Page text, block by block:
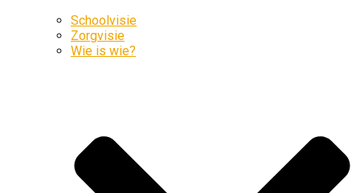
Schoolvisie
Zorgvisie
Wie is wie?